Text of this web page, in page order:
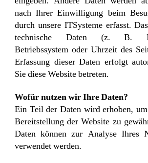
nach Ihrer Einwilligung beim
durch unsere ITSysteme erfasst.
technische Daten (z. B.
Betriebssystem oder Uhrzeit des
Erfassung dieser Daten erfolgt
Sie diese Website betreten.
Wofür nutzen wir Ihre Daten?
Ein Teil der Daten wird erhoben,
Bereitstellung der Website zu
Daten können zur Analyse Ihres
verwendet werden.